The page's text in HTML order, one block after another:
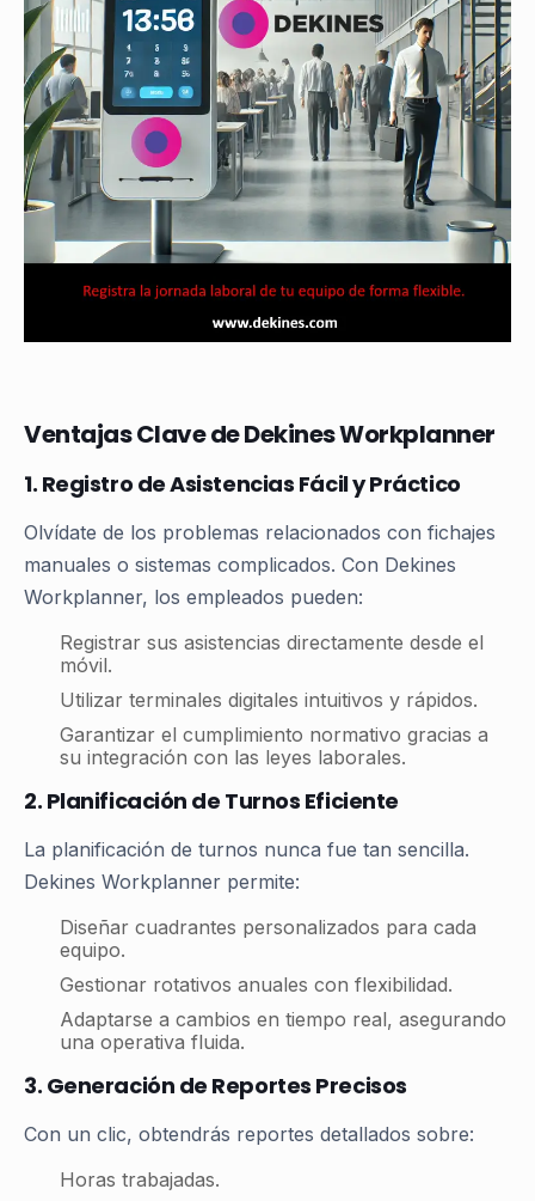
Ventajas Clave de Dekines Workplanner
1. Registro de Asistencias Fácil y Práctico
Olvídate de los problemas relacionados con fichajes
manuales o sistemas complicados. Con Dekines
Workplanner, los empleados pueden:
Registrar sus asistencias directamente desde el
móvil.
Utilizar terminales digitales intuitivos y rápidos.
Garantizar el cumplimiento normativo gracias a
su integración con las leyes laborales.
2. Planificación de Turnos Eficiente
La planificación de turnos nunca fue tan sencilla.
Dekines Workplanner permite:
Diseñar cuadrantes personalizados para cada
equipo.
Gestionar rotativos anuales con flexibilidad.
Adaptarse a cambios en tiempo real, asegurando
una operativa fluida.
3. Generación de Reportes Precisos
Con un clic, obtendrás reportes detallados sobre:
Horas trabajadas.